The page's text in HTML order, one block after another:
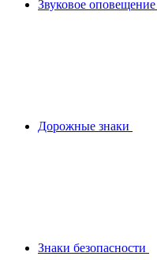
Звуковое оповещение
Дорожные знаки
Знаки безопасности